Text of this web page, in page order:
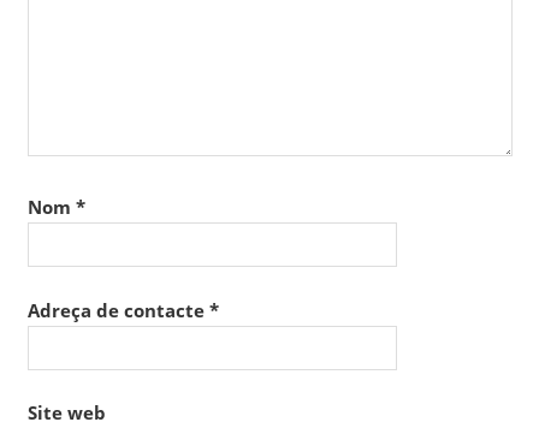
Nom *
Adreça de contacte *
Site web